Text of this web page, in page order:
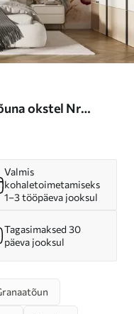
okstel Nr
Valmis
kohaletoimetamiseks
1–3 tööpäeva jooksul
Tagasimaksed 30
päeva jooksul